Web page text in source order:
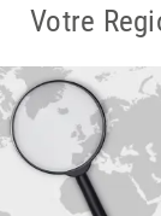
Votre